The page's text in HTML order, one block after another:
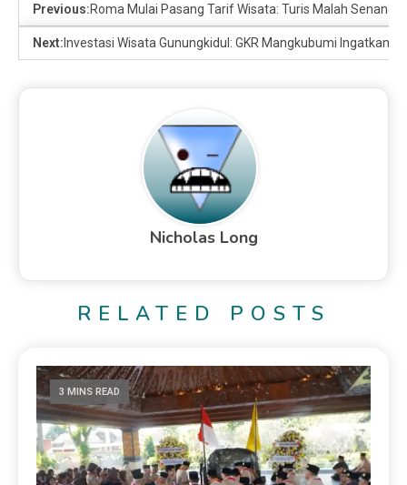
Previous:Roma Mulai Pasang Tarif Wisata: Turis Malah Senang,
Next: Investasi Wisata Gunungkidul: GKR Mangkubumi Ingatkan
Nicholas Long
RELATED POSTS
3 MINS READ